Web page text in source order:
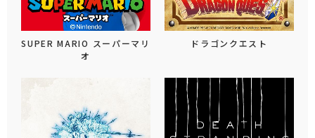
SUPER MARIO スーパーマリ
オ
ドラゴンクエスト